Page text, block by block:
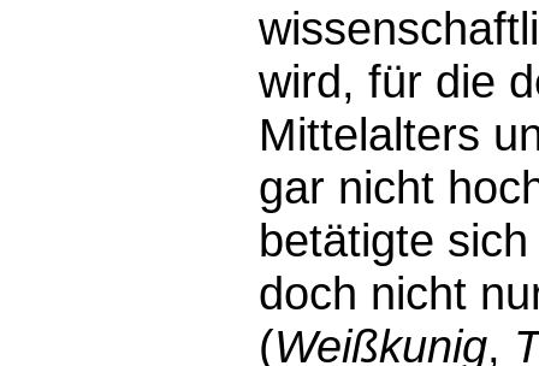
wird, für die
Mittelalters
gar nicht
betätigte
doch nicht
(Weißkunig,